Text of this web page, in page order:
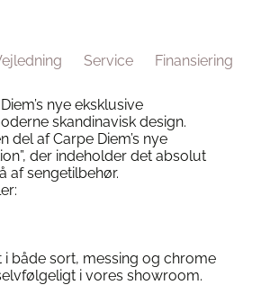
Service Finansiering
nye eksklusive
skandinavisk design.
del af Carpe Diem’s nye
der indeholder det absolut
af sengetilbehør.
i både sort, messing og chrome
i vores showroom.